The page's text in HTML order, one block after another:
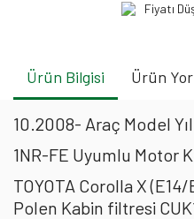
Fiyatı
Ürün Bilgisi Ürün
10.2008- Araç Model
1NR-FE Uyumlu Motor
TOYOTA Corolla X (E14/
Polen Kabin filtresi